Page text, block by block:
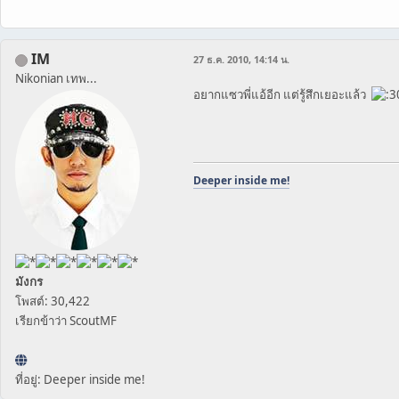
IM
Nikonian เทพ...
มังกร
โพสต์: 30,422
เรียกข้าว่า ScoutMF
ที่อยู่: Deeper inside me!
27 ธ.ค. 2010, 14:14 น.
อยากแซวพี่แอ้อีก แต่รู้สึกเยอะแล้ว
Deeper inside me!